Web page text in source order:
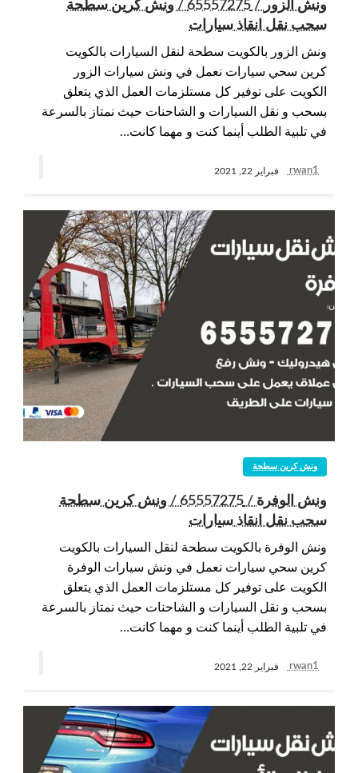
ونش الزور / 65557275 / ونش كرين سطحة
سحب نقل انقاذ سيارات
ونش الزور بالكويت سطحة لنقل السيارات بالكويت
كرين سحي سيارات نعمل في ونش سيارات الزور
الكويت على توفير كل مستلزمات العمل الذي يتعلق
بسحب و نقل السيارات و الشاحنات حيث نمتاز بالسرعة
في تلبية الطلب أينما كنت و مهما كانت…
rwan1 فبراير 22, 2021
ونش كرين سطحة
ونش الوفرة / 65557275 / ونش كرين سطحة
سحب نقل انقاذ سيارات
ونش الوفرة بالكويت سطحة لنقل السيارات بالكويت
كرين سحي سيارات نعمل في ونش سيارات الوفرة
الكويت على توفير كل مستلزمات العمل الذي يتعلق
بسحب و نقل السيارات و الشاحنات حيث نمتاز بالسرعة
في تلبية الطلب أينما كنت و مهما كانت…
rwan1 فبراير 22, 2021